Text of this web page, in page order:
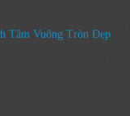
Tâm Vuông Tròn Đẹp